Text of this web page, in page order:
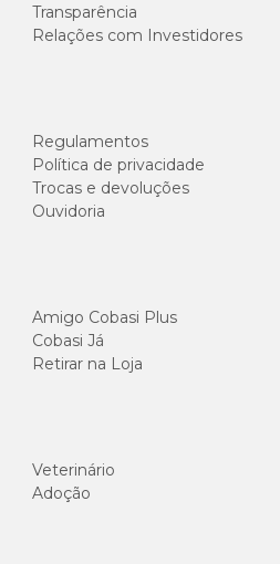
Transparência
Relações com Investidores
Regulamentos
Política de privacidade
Trocas e devoluções
Ouvidoria
Amigo Cobasi Plus
Cobasi Já
Retirar na Loja
Veterinário
Adoção